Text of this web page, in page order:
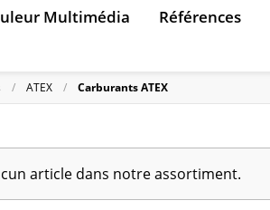
Multimédia Références
ATEX Carburants ATEX
article dans notre assortiment.